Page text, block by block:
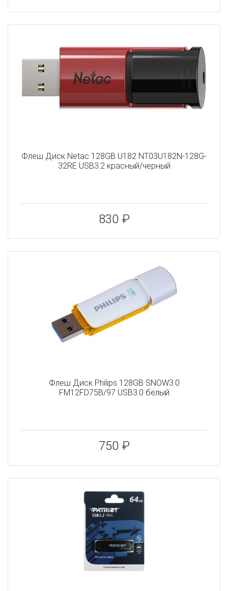
Флеш Диск Netac 128GB U182 NT03U182N-128G-
32RE USB3.2 красный/черный
830 ₽
Флеш Диск Philips 128GB SNOW3.0
FM12FD75B/97 USB3.0 белый
750 ₽